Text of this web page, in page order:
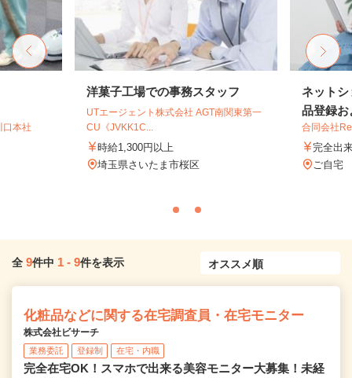
本社
洋菓子工場での事務スタッフ
UTエージェント株式会社 AGT南関東第一
CU《JVKK1C...
時給1,300円以上
埼玉県さいたま市桜区
ネットシ
品登録お
合同会社
完全出
ご自宅
全 9件中 1 - 9件を表示
化粧品などに関する在宅調査員・在宅モニター
株式会社ビサーチ
業務委託 登録制 在宅・内職
完全在宅OK！スマホで出来る美容モニター大募集！未経